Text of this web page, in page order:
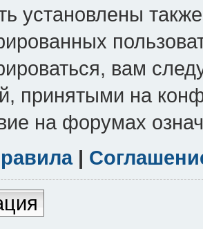
установлены
вам
принятыми на
на форумах
|